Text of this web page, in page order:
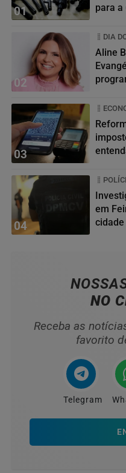
01
para a
02
DIA
Aline
03
04
em
NO
Receba as
favorito
Telegram